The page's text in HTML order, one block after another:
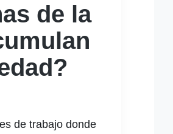
de la
de trabajo donde